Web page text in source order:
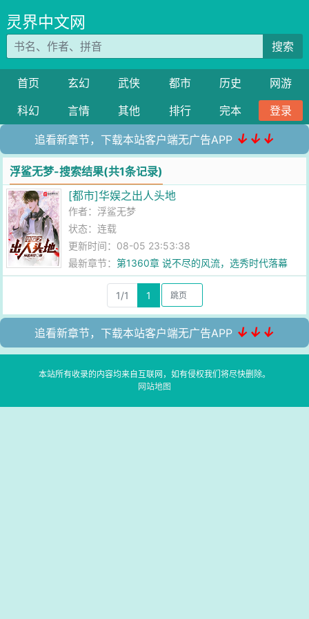
灵界中文网
搜索
首页 玄幻 武侠 都市 历史
网游
科幻
言情 其他 排行 完本 登录
追看新章节，下载本站客户端无广告APP ↓↓↓
浮鲨无梦-搜索结果(共1条记录)
[都市]华娱之出人头地
作者： 浮鲨无梦
状态：连载
更新时间：08-05 23:53:38
最新章节：第1360章 说不尽的风流，选秀时代落幕
1/1 1
追看新章节，下载本站客户端无广告APP ↓↓↓
本站所有收录的内容均来自互联网，如有侵权我们将尽快删除。
网站地图